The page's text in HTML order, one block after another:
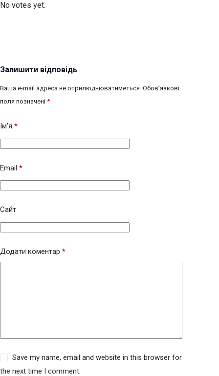
No votes yet.
Залишити відповідь
Ваша e-mail адреса не оприлюднюватиметься. Обов’язкові
поля позначені *
Ім’я *
Email *
Сайт
Додати коментар *
Save my name, email and website in this browser for
the next time I comment.